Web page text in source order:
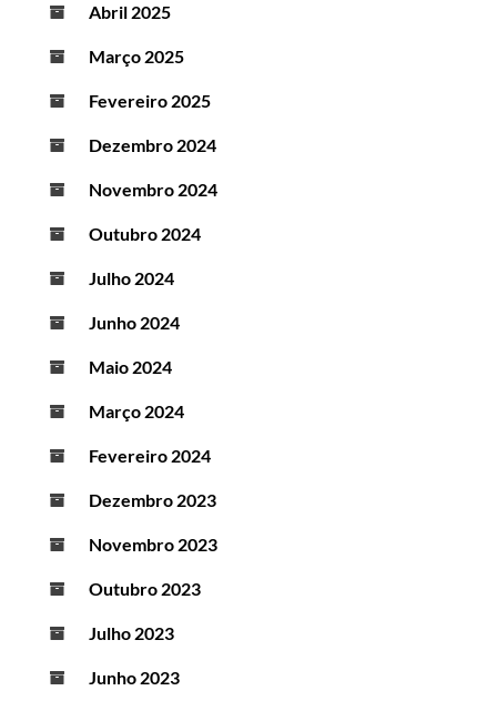
Abril 2025
Março 2025
Fevereiro 2025
Dezembro 2024
Novembro 2024
Outubro 2024
Julho 2024
Junho 2024
Maio 2024
Março 2024
Fevereiro 2024
Dezembro 2023
Novembro 2023
Outubro 2023
Julho 2023
Junho 2023